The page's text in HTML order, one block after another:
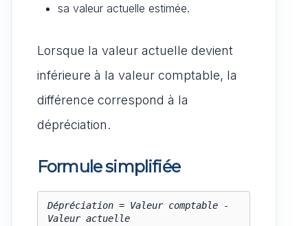
sa valeur actuelle estimée.
Lorsque la valeur actuelle devient
inférieure à la valeur comptable, la
différence correspond à la
dépréciation.
Formule simplifiée
Dépréciation = Valeur comptable -